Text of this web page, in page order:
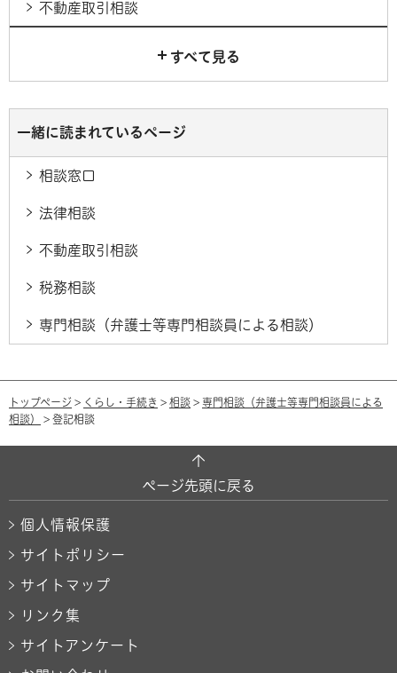
不動産取引相談
すべて見る
一緒に読まれているページ
相談窓口
法律相談
不動産取引相談
税務相談
専門相談（弁護士等専門相談員による相談）
トップページ > くらし・手続き > 相談 > 専門相談（弁護士等専門相談員による
相談）
> 登記相談
ページ先頭に戻る
個人情報保護
サイトポリシー
サイトマップ
リンク集
サイトアンケート